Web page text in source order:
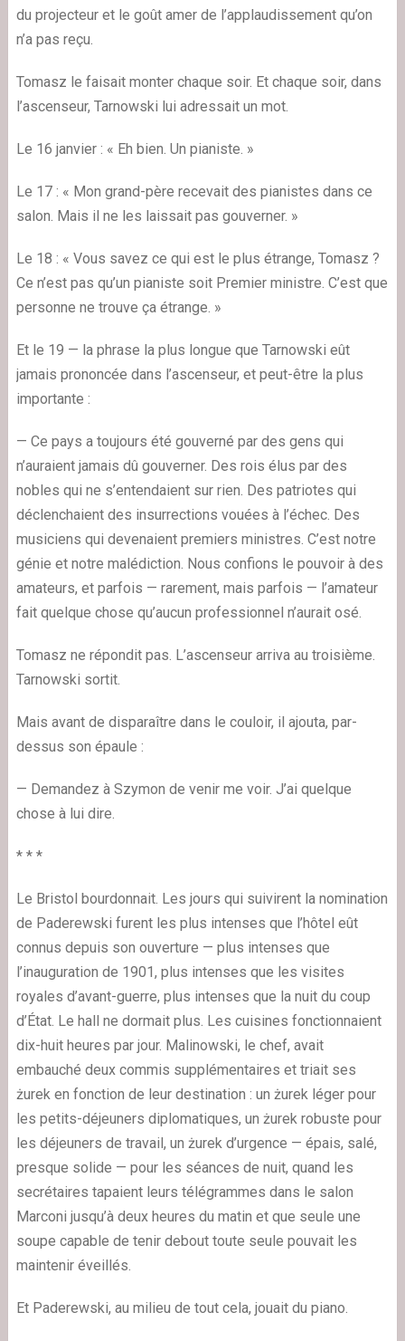
du projecteur et le goût amer de l’applaudissement qu’on
n’a pas reçu.
Tomasz le faisait monter chaque soir. Et chaque soir, dans
l’ascenseur, Tarnowski lui adressait un mot.
Le 16 janvier : « Eh bien. Un pianiste. »
Le 17 : « Mon grand-père recevait des pianistes dans ce
salon. Mais il ne les laissait pas gouverner. »
Le 18 : « Vous savez ce qui est le plus étrange, Tomasz ?
Ce n’est pas qu’un pianiste soit Premier ministre. C’est que
personne ne trouve ça étrange. »
Et le 19 — la phrase la plus longue que Tarnowski eût
jamais prononcée dans l’ascenseur, et peut-être la plus
importante :
— Ce pays a toujours été gouverné par des gens qui
n’auraient jamais dû gouverner. Des rois élus par des
nobles qui ne s’entendaient sur rien. Des patriotes qui
déclenchaient des insurrections vouées à l’échec. Des
musiciens qui devenaient premiers ministres. C’est notre
génie et notre malédiction. Nous confions le pouvoir à des
amateurs, et parfois — rarement, mais parfois — l’amateur
fait quelque chose qu’aucun professionnel n’aurait osé.
Tomasz ne répondit pas. L’ascenseur arriva au troisième.
Tarnowski sortit.
Mais avant de disparaître dans le couloir, il ajouta, par-
dessus son épaule :
— Demandez à Szymon de venir me voir. J’ai quelque
chose à lui dire.
* * *
Le Bristol bourdonnait. Les jours qui suivirent la nomination
de Paderewski furent les plus intenses que l’hôtel eût
connus depuis son ouverture — plus intenses que
l’inauguration de 1901, plus intenses que les visites
royales d’avant-guerre, plus intenses que la nuit du coup
d’État. Le hall ne dormait plus. Les cuisines fonctionnaient
dix-huit heures par jour. Malinowski, le chef, avait
embauché deux commis supplémentaires et triait ses
żurek en fonction de leur destination : un żurek léger pour
les petits-déjeuners diplomatiques, un żurek robuste pour
les déjeuners de travail, un żurek d’urgence — épais, salé,
presque solide — pour les séances de nuit, quand les
secrétaires tapaient leurs télégrammes dans le salon
Marconi jusqu’à deux heures du matin et que seule une
soupe capable de tenir debout toute seule pouvait les
maintenir éveillés.
Et Paderewski, au milieu de tout cela, jouait du piano.